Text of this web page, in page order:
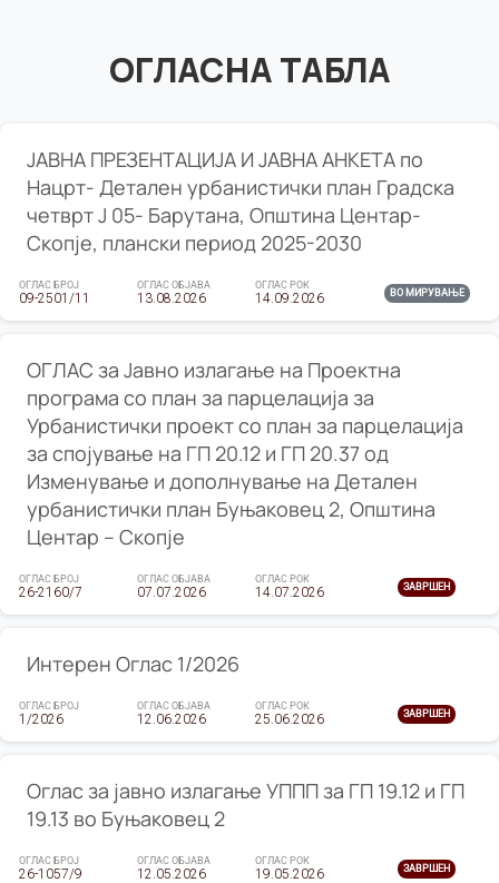
ОГЛАСНА ТАБЛА
ЈАВНА ПРЕЗЕНТАЦИЈА И ЈАВНА АНКЕТА по
Нацрт- Детален урбанистички план Градска
четврт Ј 05- Барутана, Општина Центар-
Скопје, плански период 2025-2030
ОГЛАС БРОЈ
09-2501/11
ОГЛАС ОБЈАВА
13.08.2026
ОГЛАС РОК
14.09.2026 ВО МИРУВАЊЕ
ОГЛАС за Јавно излагање на Проектна
програма со план за парцелација за
Урбанистички проект со план за парцелација
за спојување на ГП 20.12 и ГП 20.37 од
Изменување и дополнување на Детален
урбанистички план Буњаковец 2, Општина
Центар – Скопје
ОГЛАС БРОЈ
26-2160/7
ОГЛАС ОБЈАВА
07.07.2026
ОГЛАС РОК
14.07.2026 ЗАВРШЕН
Интерен Оглас 1/2026
ОГЛАС БРОЈ
1/2026
ОГЛАС ОБЈАВА
12.06.2026
ОГЛАС РОК
25.06.2026 ЗАВРШЕН
Оглас за јавно излагање УППП за ГП 19.12 и ГП
19.13 во Буњаковец 2
ОГЛАС БРОЈ
26-1057/9
ОГЛАС ОБЈАВА
12.05.2026
ОГЛАС РОК
19.05.2026 ЗАВРШЕН